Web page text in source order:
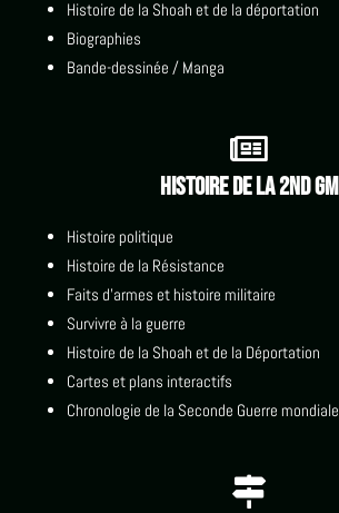
Histoire de la Shoah et de la déportation
Biographies
Bande-dessinée / Manga

Histoire de la 2nd GM
Histoire politique
Histoire de la Résistance
Faits d'armes et histoire militaire
Survivre à la guerre
Histoire de la Shoah et de la Déportation
Cartes et plans interactifs
Chronologie de la Seconde Guerre mondiale
